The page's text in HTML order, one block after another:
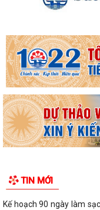
TIN MỚI
Kế hoạch 90 ngày làm